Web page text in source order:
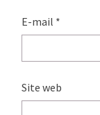
E-mail *
Site web